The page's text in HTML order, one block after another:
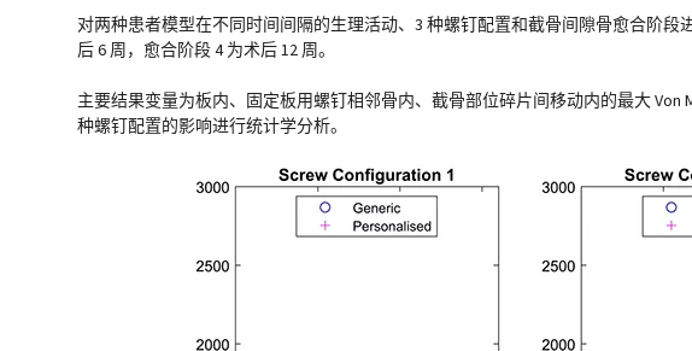
对两种患者模型在不同时间间隔的生理活动、3 种螺钉配置和截骨间隙骨愈合阶
后 6 周，愈合阶段 4 为术后 12 周。
主要结果变量为板内、固定板用螺钉相邻骨内、截骨部位碎片间移动内的最大
种螺钉配置的影响进行统计学分析。